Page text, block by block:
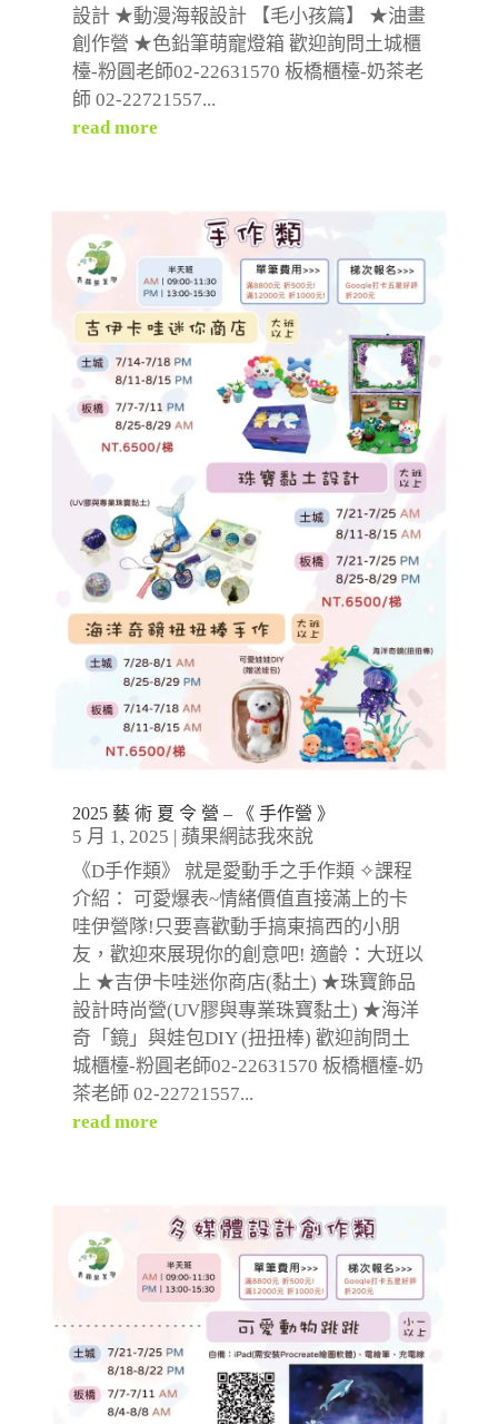
設計 ★動漫海報設計 【毛小孩篇】 ★油畫
創作營 ★色鉛筆萌寵燈箱 歡迎詢問土城櫃
檯-粉圓老師02-22631570 板橋櫃檯-奶茶老
師 02-22721557...
read more
2025 藝 術 夏 令 營 – 《 手作營 》
5 月 1, 2025 | 蘋果網誌我來說
《D手作類》 就是愛動手之手作類 ✧課程
介紹： 可愛爆表~情緒價值直接滿上的卡
哇伊營隊!只要喜歡動手搞東搞西的小朋
友，歡迎來展現你的創意吧! 適齡：大班以
上 ★吉伊卡哇迷你商店(黏土) ★珠寶飾品
設計時尚營(UV膠與專業珠寶黏土) ★海洋
奇「鏡」與娃包DIY (扭扭棒) 歡迎詢問土
城櫃檯-粉圓老師02-22631570 板橋櫃檯-奶
茶老師 02-22721557...
read more